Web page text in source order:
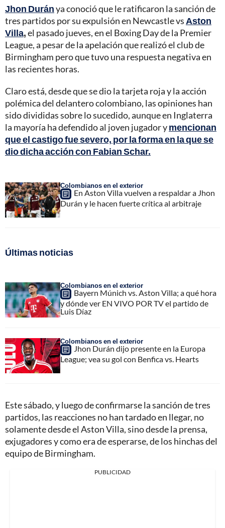
Jhon Duránya conoció que le ratificaron la sanción de
tres partidos por su expulsión en Newcastle vs Aston
Villa,el pasado jueves, en el Boxing Day de la Premier
League, a pesar de la apelación que realizó el club de
Birmingham pero que tuvo una respuesta negativa en
las recientes horas.
Claro está, desde que se dio la tarjeta roja y la acción
polémica del delantero colombiano, las opiniones han
sido divididas sobre lo sucedido, aunque en Inglaterra
la mayoría ha defendido al joven jugador ymencionan
que el castigo fue severo, por la forma en la que se
dio dicha acción con Fabian Schar.
Colombianos en el exterior
En Aston Villa vuelven a respaldar a Jhon
Durán y le hacen fuerte crítica al arbitraje
Últimas noticias
Colombianos en el exterior
Bayern Múnich vs. Aston Villa; a qué hora
y dónde ver EN VIVO POR TV el partido de
Luis Díaz
Colombianos en el exterior
Jhon Durán dijo presente en la Europa
League; vea su gol con Benfica vs. Hearts
Este sábado, y luego de confirmarse la sanción de tres
partidos, las reacciones no han tardado en llegar, no
solamente desde el Aston Villa, sino desde la prensa,
exjugadores y como era de esperarse, de los hinchas del
equipo de Birmingham.
PUBLICIDAD